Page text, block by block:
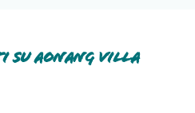
su Aonang Villa